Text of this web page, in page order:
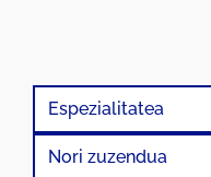
Espezialitatea
Nori zuzendua